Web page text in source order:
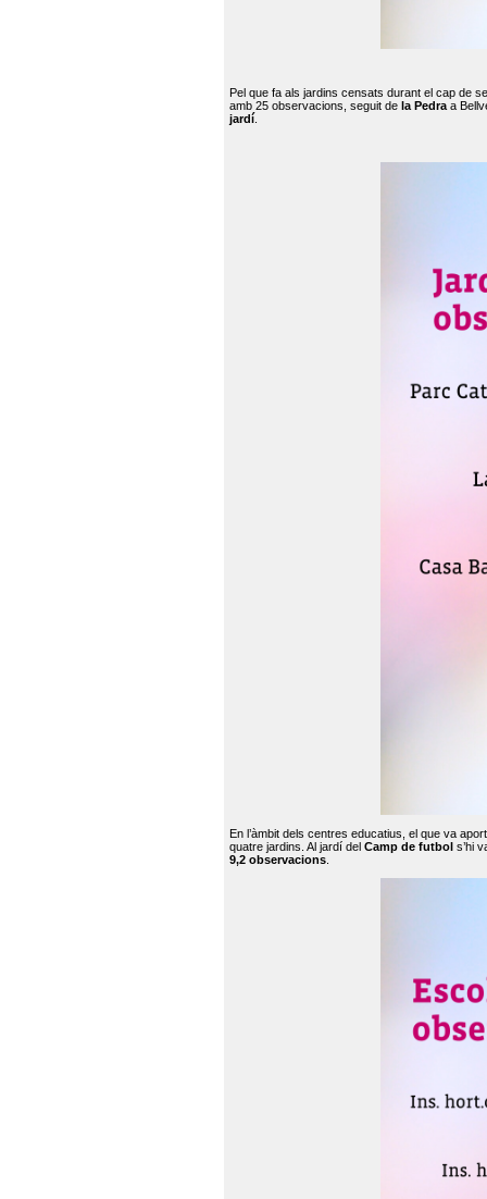
Pel que fa als jardins censats durant el cap de
amb 25 observacions, seguit de la Pedra a
jardí
En l’àmbit dels centres educatius, el que va
quatre jardins. Al jardí del Camp de futbol s’hi
9,2 observacions